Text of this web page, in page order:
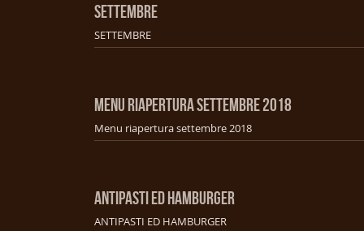
SETTEMBRE
SETTEMBRE
MENU RIAPERTURA SETTEMBRE 2018
Menu riapertura settembre 2018
ANTIPASTI ED HAMBURGER
ANTIPASTI ED HAMBURGER